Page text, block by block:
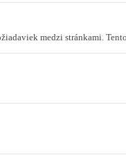
medzi stránkami.